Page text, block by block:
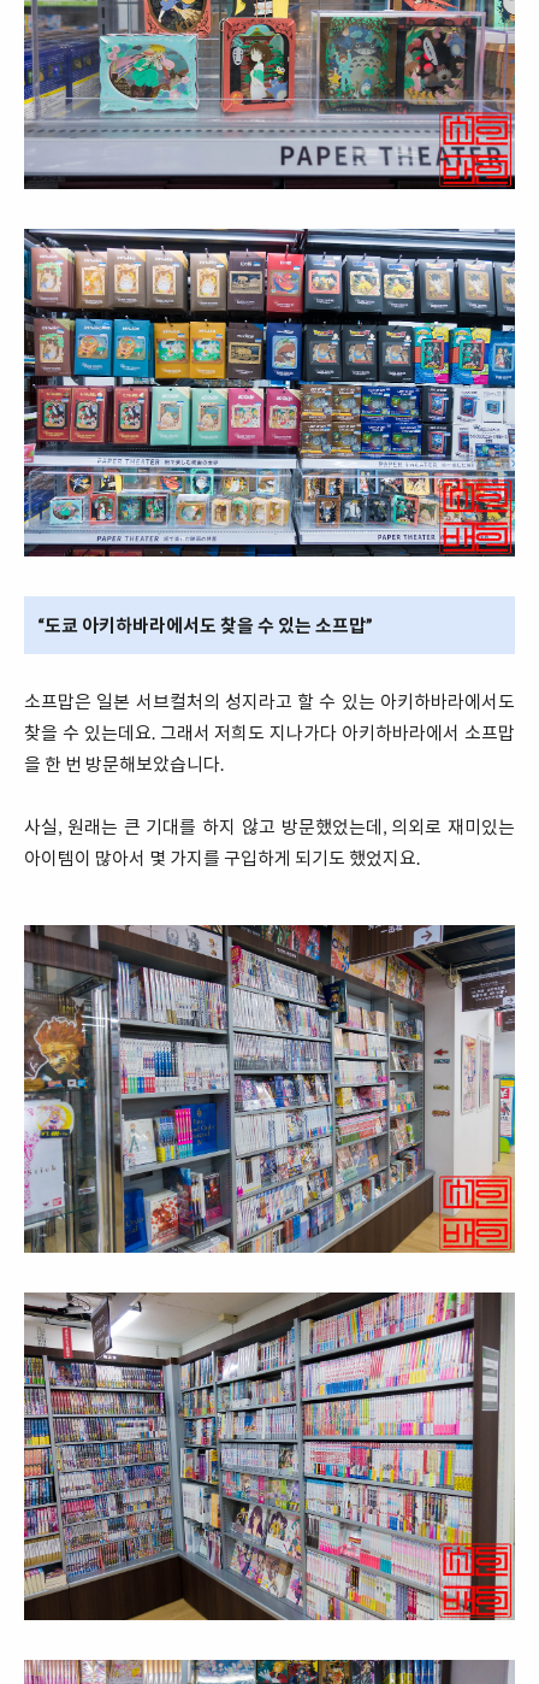
“도쿄 아키하바라에서도 찾을 수 있는 소프맙”
소프맙은 일본 서브컬처의 성지라고 할 수 있는 아키하바라에서도
찾을 수 있는데요. 그래서 저희도 지나가다 아키하바라에서 소프맙
을 한 번 방문해보았습니다.
사실, 원래는 큰 기대를 하지 않고 방문했었는데, 의외로 재미있는
아이템이 많아서 몇 가지를 구입하게 되기도 했었지요.